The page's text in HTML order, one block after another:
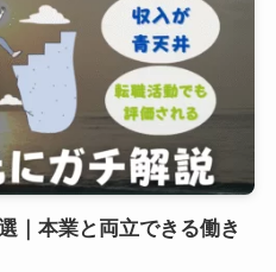
｜本業と両立できる働き